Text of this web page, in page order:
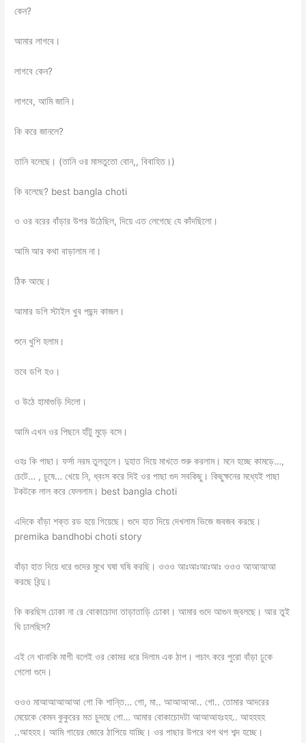
কেন?
আমার লাগবে।
লাগবে কেন?
লাগবে, আমি জানি।
কি করে জানলে?
তানি বলেছে। (তানি ওর মাসতুতো বোন,, বিবাহিত।)
কি বলেছে? best bangla choti
ও ওর বরের বাঁড়ার উপর উঠেছিল, দিয়ে এত লেগেছে যে কাঁদছিলো।
আমি আর কথা বাড়ালাম না।
ঠিক আছে।
আমার ডগি স্টাইল খুব পছন্দ কাজল।
শুনে খুশি হলাম।
তবে ডগি হও।
ও উঠে হামাগুড়ি দিলো।
আমি এখন ওর পিছনে হাঁটু মুড়ে বসে।
ওহঃ কি পাছা। ফর্সা নরম তুলতুলে। দুহাত দিয়ে মাখতে শুরু করলাম। মনে হচ্ছে কামড়ে…,
চেটে… , চুষে… খেয়ে নি, ধ্বংস করে দিই ওর পাছা গুদ সবকিছু। কিছুক্ষনের মধ্যেই পাছা
টকটকে লাল করে ফেললাম। best bangla choti
এদিকে বাঁড়া শক্ত রড হয়ে গিয়েছে। গুদে হাত দিয়ে দেখলাম ভিজে জবজব করছে।
premika bandhobi choti story
বাঁড়া হাত দিয়ে ধরে গুদের মুখে ঘষা ঘষি করছি। ওওও আঃআঃআঃআঃ ওওও আআআআ
করছে বিন্দু।
কি করছিস ঢোকা না রে বোকাচোদা তাড়াতাড়ি ঢোকা। আমার গুদে আগুন জ্বলছে। আর তুই
ঘি ঢালছিস?
এই নে খানাকি মাগী বলেই ওর কোমর ধরে দিলাম এক ঠাপ। পচাৎ করে পুরো বাঁড়া ঢুকে
গেলো গুদে।
ওওও মাআআআআআ গো কি শান্তি… গো, মা.. আআআআ.. গো.. তোমার আদরের
মেয়েকে কেমন কুকুরের মত চুদছে গো… আমার বোকাচোদটা আআআহঃহহ.. আহহহহ
..আহহহ। আমি গায়ের জোরে ঠাপিয়ে যাচ্ছি। ওর পাছার উপরে থপ থপ শব্দ হচ্ছে।